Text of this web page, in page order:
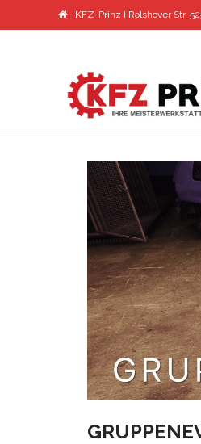
KFZ-Prinz I Rolshover Str.